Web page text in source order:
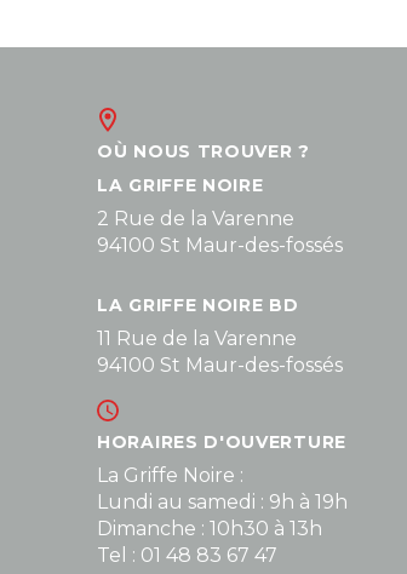
OÙ NOUS TROUVER ?
LA GRIFFE NOIRE
2 Rue de la Varenne
94100 St Maur-des-fossés
LA GRIFFE NOIRE BD
11 Rue de la Varenne
94100 St Maur-des-fossés
HORAIRES D'OUVERTURE
La Griffe Noire :
Lundi au samedi : 9h à 19h
Dimanche : 10h30 à 13h
Tel : 01 48 83 67 47